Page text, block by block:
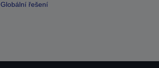
Globální řešení